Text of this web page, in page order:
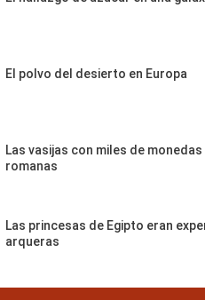
El polvo del desierto en Europa
Las vasijas con miles de monedas
romanas
Las princesas de Egipto eran
arqueras